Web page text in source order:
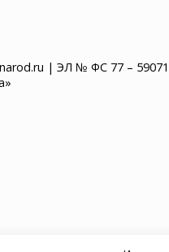
Задержанным в
| ЭЛ № ФС 77 – 59071